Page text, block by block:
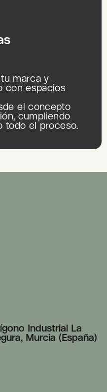
marca y
con espacios
el concepto
cumpliendo
todo el proceso.
Industrial La
Murcia (España)